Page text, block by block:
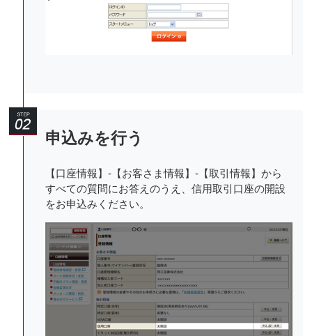
申込みを行う
【口座情報】-【お客さま情報】-【取引情報】から
すべての質問にお答えのうえ、信用取引口座の開設
をお申込みください。